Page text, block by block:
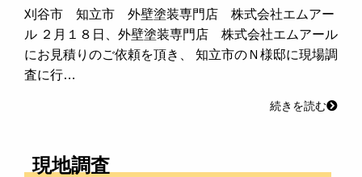
刈谷市 知立市 外壁塗装専門店 株式会社エムアー
ル ２月１８日、外壁塗装専門店 株式会社エムアール
にお見積りのご依頼を頂き、 知立市のＮ様邸に現場調
査に行…
続きを読む
現地調査